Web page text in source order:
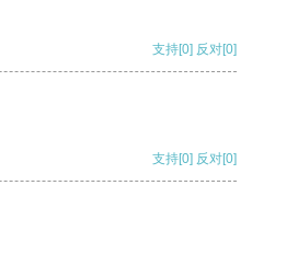
支持[0] 反对[0]
支持[0] 反对[0]